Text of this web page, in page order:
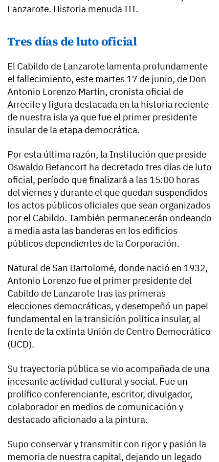
Lanzarote. Historia menuda III.
Tres días de luto oficial
El Cabildo de Lanzarote lamenta profundamente
el fallecimiento, este martes 17 de junio, de Don
Antonio Lorenzo Martín, cronista oficial de
Arrecife y figura destacada en la historia reciente
de nuestra isla ya que fue el primer presidente
insular de la etapa democrática.
Por esta última razón, la Institución que preside
Oswaldo Betancort ha decretado tres días de luto
oficial, período que finalizará a las 15:00 horas
del viernes y durante el que quedan suspendidos
los actos públicos oficiales que sean organizados
por el Cabildo. También permanecerán ondeando
a media asta las banderas en los edificios
públicos dependientes de la Corporación.
Natural de San Bartolomé, donde nació en 1932,
Antonio Lorenzo fue el primer presidente del
Cabildo de Lanzarote tras las primeras
elecciones democráticas, y desempeñó un papel
fundamental en la transición política insular, al
frente de la extinta Unión de Centro Democrático
(UCD).
Su trayectoria pública se vio acompañada de una
incesante actividad cultural y social. Fue un
prolífico conferenciante, escritor, divulgador,
colaborador en medios de comunicación y
destacado aficionado a la pintura.
Supo conservar y transmitir con rigor y pasión la
memoria de nuestra capital, dejando un legado